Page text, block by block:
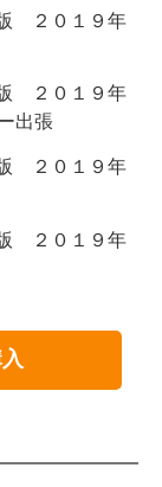
２０１９年
２０１９年
出張
２０１９年
２０１９年